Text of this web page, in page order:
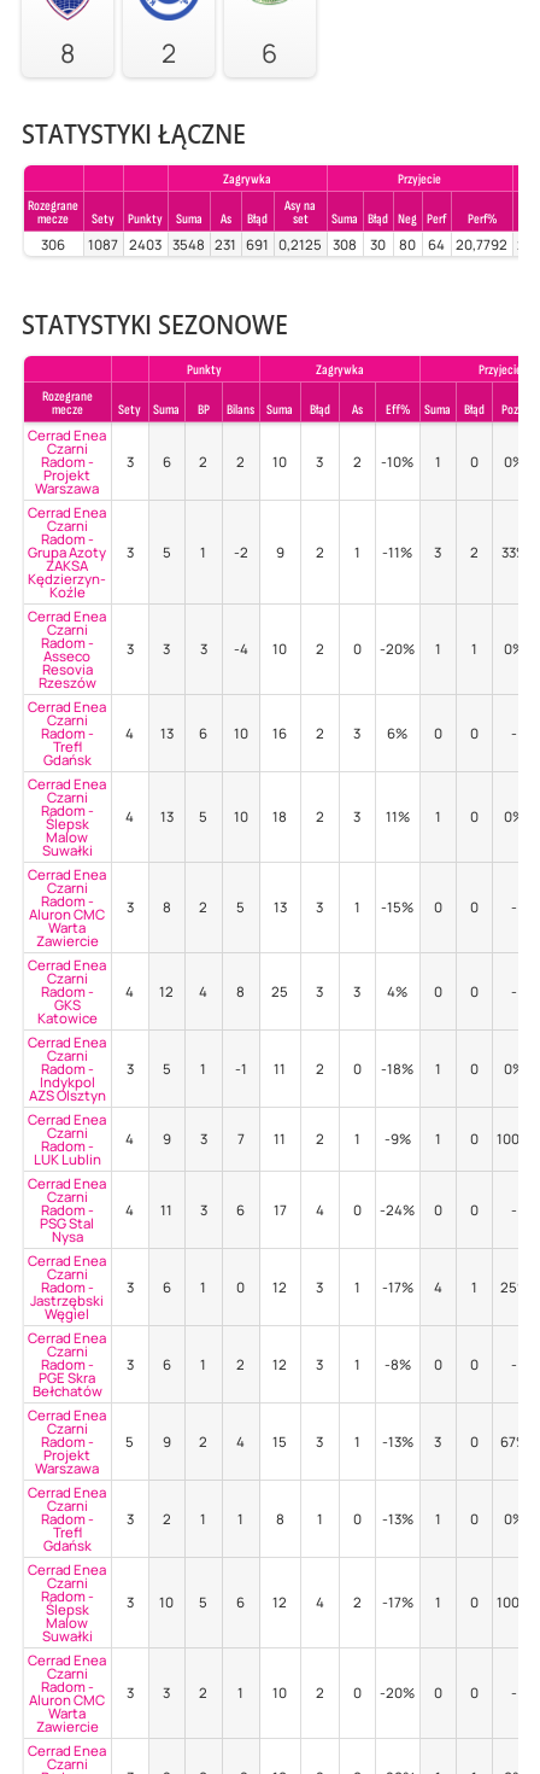
8 2 6
STATYSTYKI ŁĄCZNE
Zagrywka
Przyjecie
Rozegrane
mecze
Sety Punkty Suma As Błąd
Asy na
set
Suma Błąd Neg Perf Perf%
306 1087 2403 3548 231 691 0,2125 308 30 80 64 20,7792
STATYSTYKI SEZONOWE
Punkty Zagrywka
Przyjecie
Rozegrane
mecze
Sety Suma BP Bilans Suma Błąd As Eff% Suma Błąd Poz%
Cerrad Enea
Czarni
Radom -
Projekt
Warszawa
3 6 2 2 10 3 2 -10% 1 0 0%
Cerrad Enea
Czarni
Radom -
Grupa Azoty
ZAKSA
Kędzierzyn-
Koźle
3 5 1 -2 9 2 1 -11% 3 2 33%
Cerrad Enea
Czarni
Radom -
Asseco
Resovia
Rzeszów
3 3 3 -4 10 2 0 -20% 1 1 0%
Cerrad Enea
Czarni
Radom -
Trefl
Gdańsk
4 13 6 10 16 2 3 6% 0 0 -
Cerrad Enea
Czarni
Radom -
Ślepsk
Malow
Suwałki
4 13 5 10 18 2 3 11% 1 0 0%
Cerrad Enea
Czarni
Radom -
Aluron CMC
Warta
Zawiercie
3 8 2 5 13 3 1 -15% 0 0 -
Cerrad Enea
Czarni
Radom -
GKS
Katowice
4 12 4 8 25 3 3 4% 0 0 -
Cerrad Enea
Czarni
Radom -
Indykpol
AZS Olsztyn
3 5 1 -1 11 2 0 -18% 1 0 0%
Cerrad Enea
Czarni
Radom -
LUK Lublin
4 9 3 7 11 2 1 -9% 1 0 100%
Cerrad Enea
Czarni
Radom -
PSG Stal
Nysa
4 11 3 6 17 4 0 -24% 0 0 -
Cerrad Enea
Czarni
Radom -
Jastrzębski
Węgiel
3 6 1 0 12 3 1 -17% 4 1 25%
Cerrad Enea
Czarni
Radom -
PGE Skra
Bełchatów
3 6 1 2 12 3 1 -8% 0 0 -
Cerrad Enea
Czarni
Radom -
Projekt
Warszawa
5 9 2 4 15 3 1 -13% 3 0 67%
Cerrad Enea
Czarni
Radom -
Trefl
Gdańsk
3 2 1 1 8 1 0 -13% 1 0 0%
Cerrad Enea
Czarni
Radom -
Ślepsk
Malow
Suwałki
3 10 5 6 12 4 2 -17% 1 0 100%
Cerrad Enea
Czarni
Radom -
Aluron CMC
Warta
Zawiercie
3 3 2 1 10 2 0 -20% 0 0 -
Cerrad Enea
Czarni